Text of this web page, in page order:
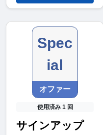
Spec
ial
オファー
使用済み 1 回
サインアップ